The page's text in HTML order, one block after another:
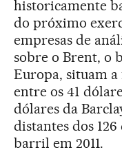
historicamente
do próximo
empresas de
sobre o Brent, o
Europa, situam a
entre os 41
dólares da
distantes dos
barril em 2011.